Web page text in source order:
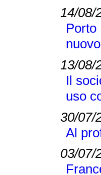
14/08/
Porto
13/08/
Il
uso
30/07/
Al
03/07/